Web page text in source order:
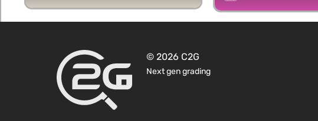
© 2026 C2G
Next gen grading